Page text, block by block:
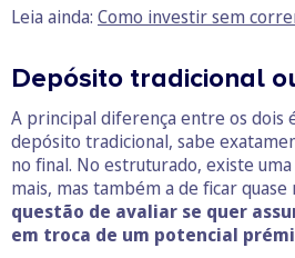
Leia ainda: Como investir sem
Depósito tradicional
A principal diferença entre os dois
depósito tradicional, sabe
no final. No estruturado, existe
mais, mas também a de ficar quase
questão de avaliar se quer
em troca de um potencial